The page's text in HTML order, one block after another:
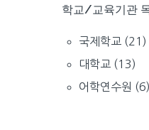
학교/교육기관
국제학교 (21)
대학교 (13)
어학연수원 (6)